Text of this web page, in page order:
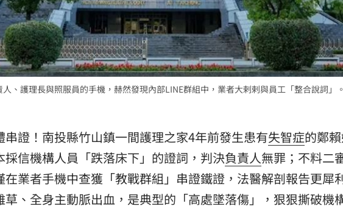
、護理長與照服員的手機，赫然發現內部LINE群組中，業者大剌剌與員工「整合說詞」
串證！南投縣竹山鎮一間護理之家4年前發生患有失智症的鄭
採信機構人員「跌落床下」的證詞，判決負責人無罪；不料二
在業者手機中查獲「教戰群組」串證鐵證，法醫解剖報告更犀
、全身主動脈出血，是典型的「高處墜落傷」，狠狠撕破機